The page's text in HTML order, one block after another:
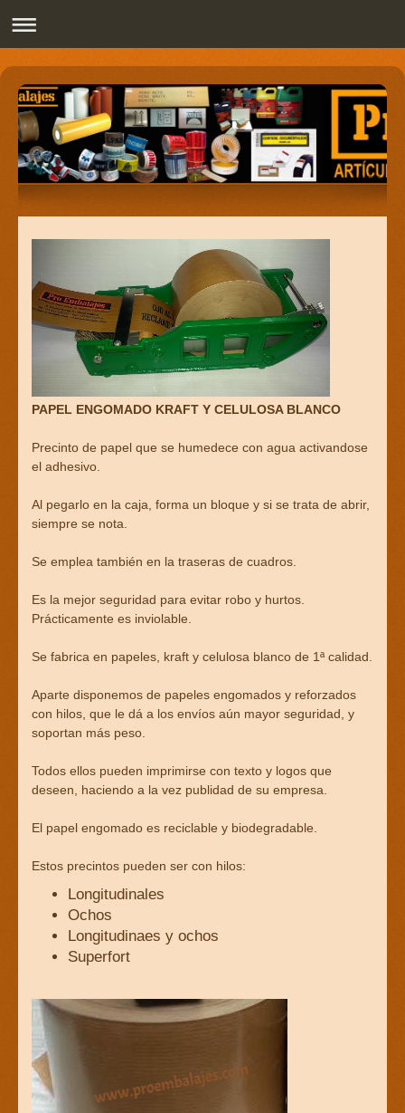
Pro Embalajes
PAPEL ENGOMADO KRAFT Y CELULOSA BLANCO
Precinto de papel que se humedece con agua activandose
el adhesivo.
Al pegarlo en la caja, forma un bloque y si se trata de abrir,
siempre se nota.
Se emplea también en la traseras de cuadros.
Es la mejor seguridad para evitar robo y hurtos.
Prácticamente es inviolable.
Se fabrica en papeles, kraft y celulosa blanco de 1ª calidad.
Aparte disponemos de papeles engomados y reforzados
con hilos, que le dá a los envíos aún mayor seguridad, y
soportan más peso.
Todos ellos pueden imprimirse con texto y logos que
deseen, haciendo a la vez publidad de su empresa.
El papel engomado es reciclable y biodegradable.
Estos precintos pueden ser con hilos:
Longitudinales
Ochos
Longitudinaes y ochos
Superfort